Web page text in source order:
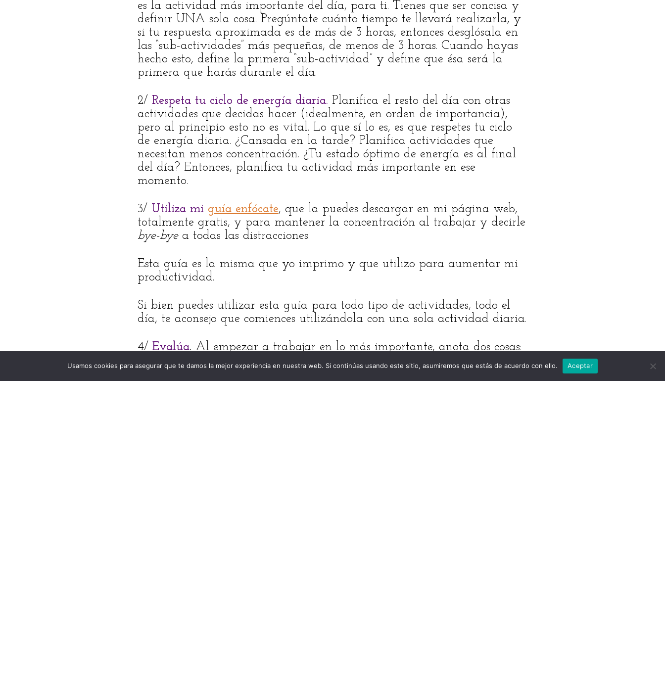
es la actividad más importante del día, para ti. Tienes que ser concisa y
definir UNA sola cosa. Pregúntate cuánto tiempo te llevará realizarla, y
si tu respuesta aproximada es de más de 3 horas, entonces desglósala en
las “sub-actividades” más pequeñas, de menos de 3 horas. Cuando hayas
hecho esto, define la primera “sub-actividad” y define que ésa será la
primera que harás durante el día.
2/ Respeta tu ciclo de energía diaria. Planifica el resto del día con otras
actividades que decidas hacer (idealmente, en orden de importancia),
pero al principio esto no es vital. Lo que sí lo es, es que respetes tu ciclo
de energía diaria. ¿Cansada en la tarde? Planifica actividades que
necesitan menos concentración. ¿Tu estado óptimo de energía es al final
del día? Entonces, planifica tu actividad más importante en ese
momento.
3/ Utiliza mi guía enfócate, que la puedes descargar en mi página web,
totalmente gratis, y para mantener la concentración al trabajar y decirle
bye-byea todas las distracciones.
Esta guía es la misma que yo imprimo y que utilizo para aumentar mi
productividad.
Si bien puedes utilizar esta guía para todo tipo de actividades, todo el
día, te aconsejo que comiences utilizándola con una sola actividad diaria.
4/ Evalúa. Al empezar a trabajar en lo más importante, anota dos cosas:
(1) el tiempo que crees que te llevará finalizarla y (2) la hora en la que
empezaste a trabajar en esa actividad. Luego, al terminar, anota la hora
Usamos cookies para asegurar que te damos la mejor experiencia en nuestra web. Si continúas usando este sitio, asumiremos que estás de acuerdo con ello. Aceptar